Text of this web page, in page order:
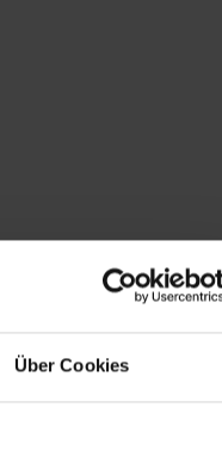
Über Cookies